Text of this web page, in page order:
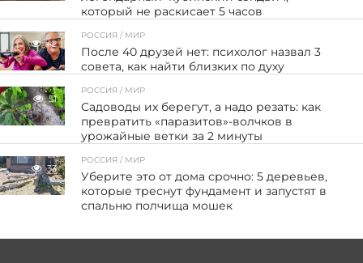
который не раскисает 5 часов
42
РОССИЯ / МИР
После 40 друзей нет: психолог назвал 3
совета, как найти близких по духу
51
РОССИЯ / МИР
Садоводы их берегут, а надо резать: как
превратить «паразитов»-волчков в
урожайные ветки за 2 минуты
33
РОССИЯ / МИР
Уберите это от дома срочно: 5 деревьев,
которые треснут фундамент и запустят в
спальню полчища мошек